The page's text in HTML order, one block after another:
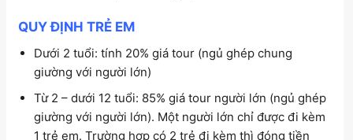
QUY ĐỊNH TRẺ EM
Dưới 2 tuổi: tính 20% giá tour (ngủ ghép chung
giường với người lớn)
Từ 2 – dưới 12 tuổi: 85% giá tour người lớn (ngủ ghép
giường với người lớn). Một người lớn chỉ được đi kèm
1 trẻ em. Trường hợp có 2 trẻ đi kèm thì đóng tiền